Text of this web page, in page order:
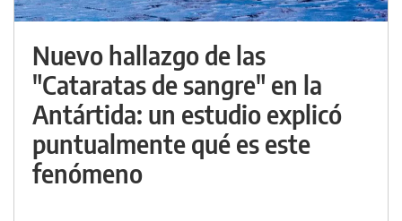
Nuevo hallazgo de las
"Cataratas de sangre" en la
Antártida: un estudio explicó
puntualmente qué es este
fenómeno